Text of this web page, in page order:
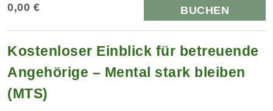
0,00 € BUCHEN
Kostenloser Einblick für betreuende
Angehörige – Mental stark bleiben
(MTS)